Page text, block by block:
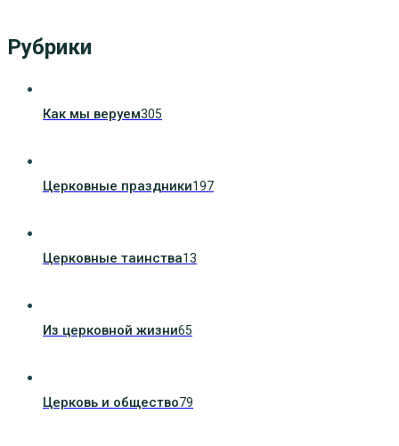
Рубрики
Как мы веруем305
Церковные праздники197
Церковные таинства13
Из церковной жизни65
Церковь и общество79